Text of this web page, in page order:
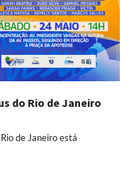
do Rio de Janeiro
de Janeiro está